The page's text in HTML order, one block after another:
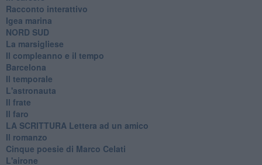
Racconto interattivo
Igea marina
​NORD SUD
La marsigliese
Il compleanno e il tempo
Barcelona
Il temporale
L'astronauta
Il frate
Il faro
​LA SCRITTURA Lettera ad un amico
Il romanzo
Cinque poesie di Marco Celati
L'airone